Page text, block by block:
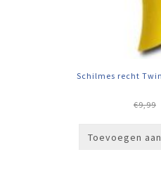
Schilmes recht
€9,99
Toevoegen